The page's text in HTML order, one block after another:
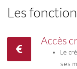
Les
Accès
Le
ses